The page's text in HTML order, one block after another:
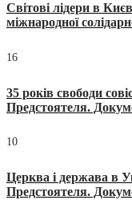
Світові лідери в
міжнародної
16
35 років свободи
Предстоятеля.
10
Церква і держава в
Предстоятеля.